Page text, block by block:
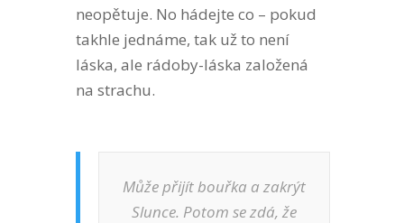
neopětuje. No hádejte co – pokud
takhle jednáme, tak už to není
láska, ale rádoby-láska založená
na strachu.
Může přijít bouřka a zakrýt
Slunce. Potom se zdá, že